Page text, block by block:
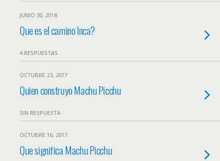
JUNIO 30, 2018
Que es el camino Inca?
4 RESPUESTAS
OCTUBRE 23, 2017
Quien construyo Machu Picchu
SIN RESPUESTA
OCTUBRE 16, 2017
Que significa Machu Picchu